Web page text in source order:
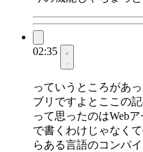
02:35
っていうところがあ
ブリですよとここの
って思ったのはWeb
で書くわけじゃなく
らある言語のコンパ